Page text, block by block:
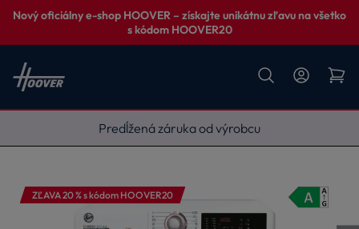
Nový oficiálny e-shop HOOVER – získajte unikátnu zľavu na všetko
s kódom HOOVER20
Vynesieme, zapojíme, odvezieme
ZĽAVA 20 % s kódom HOOVER20